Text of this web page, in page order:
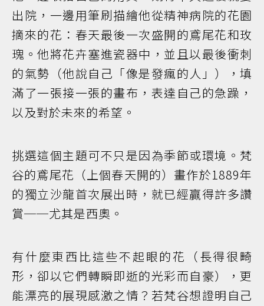
出院，一邊用筆刷描繪他從精神病院的花園
摘來的花：春天最後一次盛開的鳶尾花和玫
瑰。他將花卉塞進瓷器中，並且以最後衝刺
的氣勢（他說自己「像是發瘋的人」），填
滿了一張接一張的畫布，表達自己的急躁，
以及對於未來的希望。
挑選這個主題可不只是因為季節或環境。梵
谷的鳶尾花（上個春天開的）畫作於1889年
的獨立沙龍首次展出時，就已經贏得許多讚
賞──尤其是西奧。
有什麼東西比這些不起眼的花（長得很畸
形，卻以它們轉瞬即逝的光彩而自豪），更
能漂亮的展現感激之情？若梵谷想證明自己